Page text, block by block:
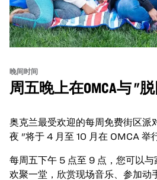
晚间时间
周五晚上在OMCA与 "
奥克兰最受欢迎的每周免费街区派
夜 "将于 4 月至 10 月在 OMCA 举
每周五下午 5 点至 9 点，您可以
欢聚一堂，欣赏现场音乐、参加动